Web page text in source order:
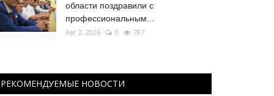
области поздравили с
профессиональным...
Авг 2, 2026 0 787
РЕКОМЕНДУЕМЫЕ НОВОСТИ